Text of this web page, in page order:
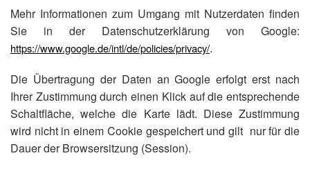
Mehr Informationen zum Umgang mit Nutzerdaten finden
Sie in der Datenschutzerklärung von Google:
https://www.google.de/intl/de/policies/privacy/.
Die Übertragung der Daten an Google erfolgt erst nach
Ihrer Zustimmung durch einen Klick auf die entsprechende
Schaltfläche, welche die Karte lädt. Diese Zustimmung
wird nicht in einem Cookie gespeichert und gilt nur für die
Dauer der Browsersitzung (Session).